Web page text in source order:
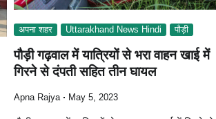
अपना शहर Uttarakhand News Hindi पौड़ी
पौड़ी गढ़वाल में यात्रियों से भरा वाहन खाई में
गिरने से दंपती सहित तीन घायल
Apna Rajya May 5, 2023